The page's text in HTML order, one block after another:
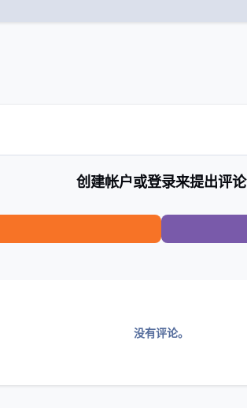
创建帐户或登录来提出评论
没有评论。